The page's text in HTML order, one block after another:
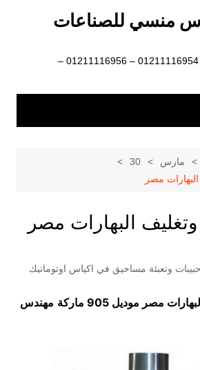
منسي للصناعات
رائد الصناعات الهندسية 01211116954 – 01211116956 –
مارس
30
مصر
وتغليف البهارات مصر
وتعبئة مساحيق في اكياس اوتوماتيك
مصر موديل 905 ماركة
مهندس